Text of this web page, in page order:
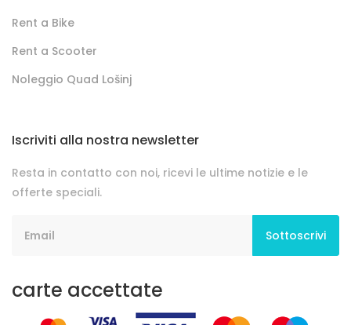
Rent a Bike
Rent a Scooter
Noleggio Quad Lošinj
Iscriviti alla nostra newsletter
Resta in contatto con noi, ricevi le ultime notizie e le
offerte speciali.
Sottoscrivi
carte accettate